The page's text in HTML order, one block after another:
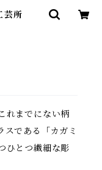
所
れまでにない柄
スである「カガミ
ひとつ繊細な彫